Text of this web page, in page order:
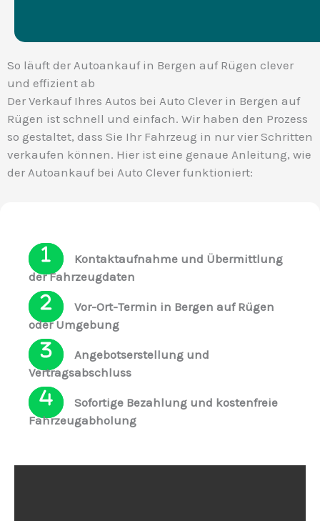
So läuft der Autoankauf in Bergen auf Rügen clever
und effizient ab
Der Verkauf Ihres Autos bei Auto Clever in Bergen auf
Rügen ist schnell und einfach. Wir haben den Prozess
so gestaltet, dass Sie Ihr Fahrzeug in nur vier Schritten
verkaufen können. Hier ist eine genaue Anleitung, wie
der Autoankauf bei Auto Clever funktioniert:
Kontaktaufnahme und Übermittlung
der Fahrzeugdaten
Vor-Ort-Termin in Bergen auf Rügen
oder Umgebung
Angebotserstellung und
Vertragsabschluss
Sofortige Bezahlung und kostenfreie
Fahrzeugabholung